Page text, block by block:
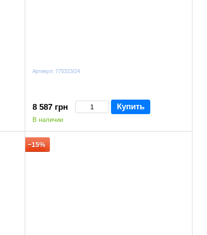
Артикул: 775323/24
8 587 грн Купить
В наличии
−15%